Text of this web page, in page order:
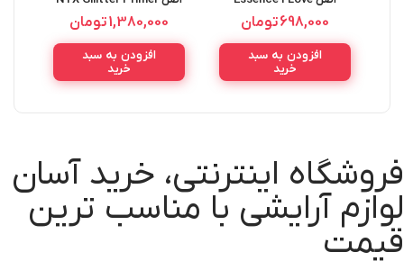
Extreme Volume WP
Mascara 12ML
698,000تومان
افزودن به سبد
خرید
10ML
1,380,000تومان
افزودن به سبد
خرید
فروشگاه اینترنتی، خرید آسان
لوازم آرایشی با مناسب ترین
قیمت